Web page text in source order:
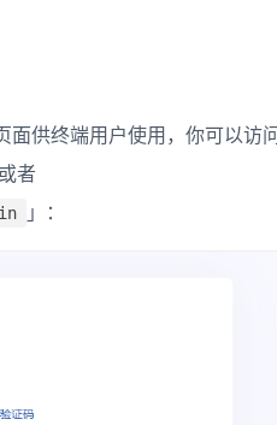
供终端用户使用，你可以访
者
」：